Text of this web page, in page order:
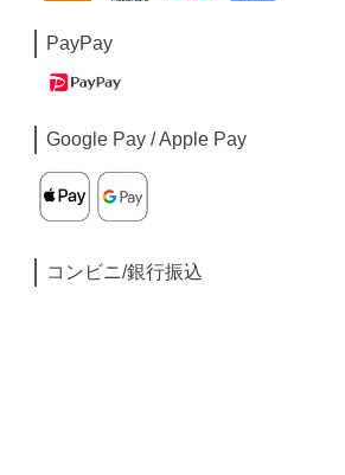
PayPay
Google Pay / Apple Pay
コンビニ/銀行振込